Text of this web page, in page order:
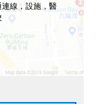
線，設施，醫